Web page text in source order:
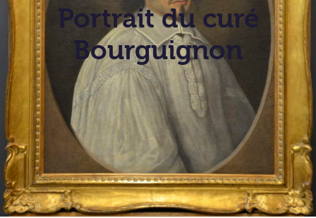
Portrait du curé
Bourguignon